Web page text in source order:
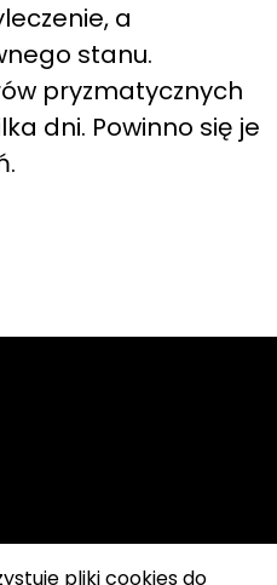
pliki cookies do
a
stanu.
pryzmatycznych
dni. Powinno się je